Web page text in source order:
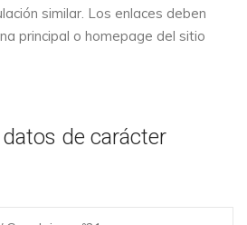
similar. Los enlaces deben
principal o homepage del sitio
de carácter